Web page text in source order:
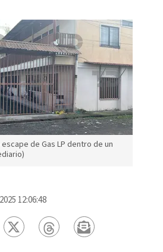
de Gas LP dentro de un
12:06:48